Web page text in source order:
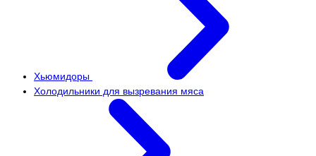
Хьюмидоры
Холодильники для вызревания мяса